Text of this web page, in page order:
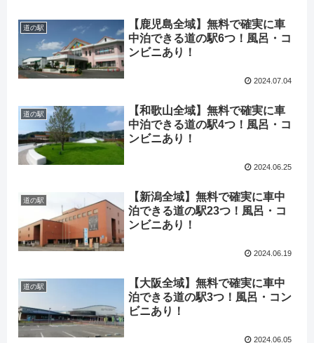
道の駅
【鹿児島全域】無料で確実に車
中泊できる道の駅6つ！風呂・コ
ンビニあり！
2024.07.04
道の駅
【和歌山全域】無料で確実に車
中泊できる道の駅4つ！風呂・コ
ンビニあり！
2024.06.25
道の駅
【新潟全域】無料で確実に車中
泊できる道の駅23つ！風呂・コ
ンビニあり！
2024.06.19
道の駅
【大阪全域】無料で確実に車中
泊できる道の駅3つ！風呂・コン
ビニあり！
2024.06.05